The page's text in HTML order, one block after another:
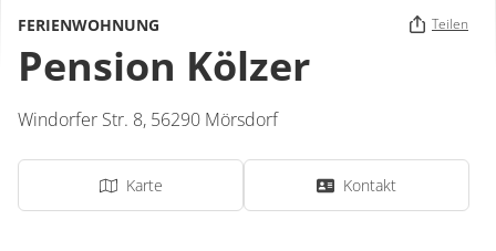
FERIENWOHNUNG Teilen
Pension Kölzer
Windorfer Str. 8, 56290 Mörsdorf
Karte Kontakt